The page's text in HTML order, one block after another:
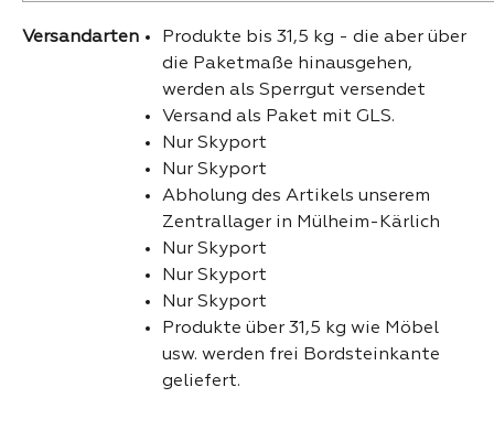
Versandarten
Produkte bis 31,5 kg - die aber über
die Paketmaße hinausgehen,
werden als Sperrgut versendet
Versand als Paket mit GLS.
Nur Skyport
Nur Skyport
Abholung des Artikels unserem
Zentrallager in Mülheim-Kärlich
Nur Skyport
Nur Skyport
Nur Skyport
Produkte über 31,5 kg wie Möbel
usw. werden frei Bordsteinkante
geliefert.